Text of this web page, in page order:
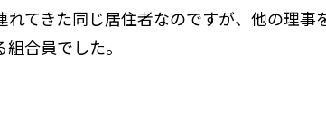
てきた同じ居住者なのですが、他の理事
合員でした。